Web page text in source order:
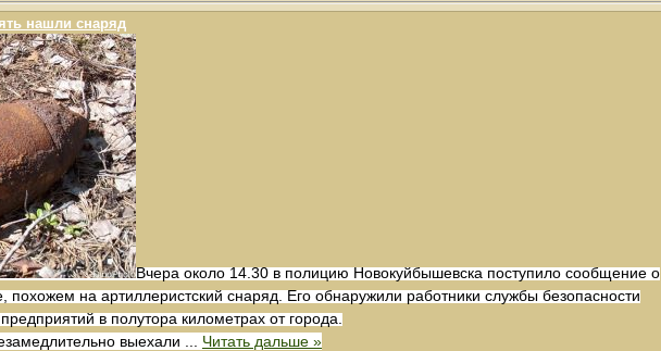
нашли снаряд
Вчера около 14.30 в полицию Новокуйбышевска поступило сообщение о
похожем на артиллеристский снаряд. Его обнаружили работники службы безопасности
в полутора километрах от города.
выехали
Читать дальше »